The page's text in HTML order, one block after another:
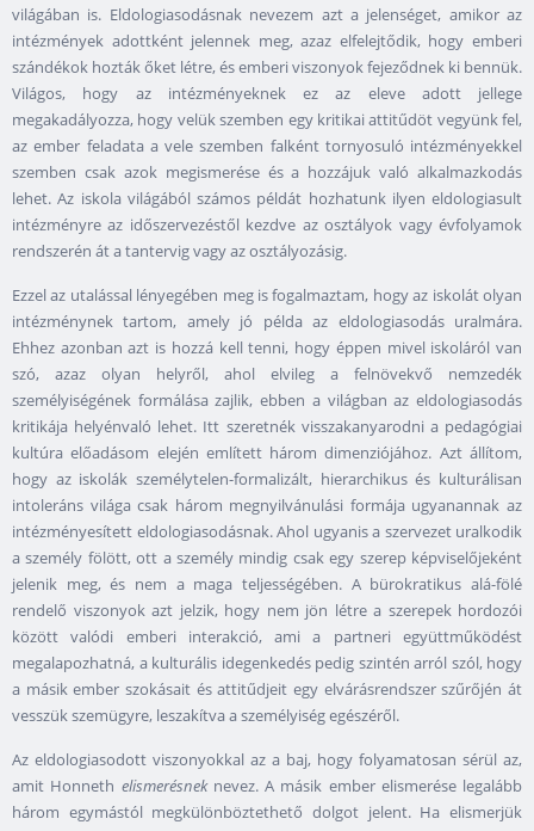
világában is. Eldologiasodásnak nevezem azt a jelenséget, amikor az
intézmények adottként jelennek meg, azaz elfelejtődik, hogy emberi
szándékok hozták őket létre, és emberi viszonyok fejeződnek ki bennük.
Világos, hogy az intézményeknek ez az eleve adott jellege
megakadályozza, hogy velük szemben egy kritikai attitűdöt vegyünk fel,
az ember feladata a vele szemben falként tornyosuló intézményekkel
szemben csak azok megismerése és a hozzájuk való alkalmazkodás
lehet. Az iskola világából számos példát hozhatunk ilyen eldologiasult
intézményre az időszervezéstől kezdve az osztályok vagy évfolyamok
rendszerén át a tantervig vagy az osztályozásig.
Ezzel az utalással lényegében meg is fogalmaztam, hogy az iskolát olyan
intézménynek tartom, amely jó példa az eldologiasodás uralmára.
Ehhez azonban azt is hozzá kell tenni, hogy éppen mivel iskoláról van
szó, azaz olyan helyről, ahol elvileg a felnövekvő nemzedék
személyiségének formálása zajlik, ebben a világban az eldologiasodás
kritikája helyénvaló lehet. Itt szeretnék visszakanyarodni a pedagógiai
kultúra előadásom elején említett három dimenziójához. Azt állítom,
hogy az iskolák személytelen-formalizált, hierarchikus és kulturálisan
intoleráns világa csak három megnyilvánulási formája ugyanannak az
intézményesített eldologiasodásnak. Ahol ugyanis a szervezet uralkodik
a személy fölött, ott a személy mindig csak egy szerep képviselőjeként
jelenik meg, és nem a maga teljességében. A bürokratikus alá-fölé
rendelő viszonyok azt jelzik, hogy nem jön létre a szerepek hordozói
között valódi emberi interakció, ami a partneri együttműködést
megalapozhatná, a kulturális idegenkedés pedig szintén arról szól, hogy
a másik ember szokásait és attitűdjeit egy elvárásrendszer szűrőjén át
vesszük szemügyre, leszakítva a személyiség egészéről.
Az eldologiasodott viszonyokkal az a baj, hogy folyamatosan sérül az,
amit Honneth elismerésneknevez. A másik ember elismerése legalább
három egymástól megkülönböztethető dolgot jelent. Ha elismerjük